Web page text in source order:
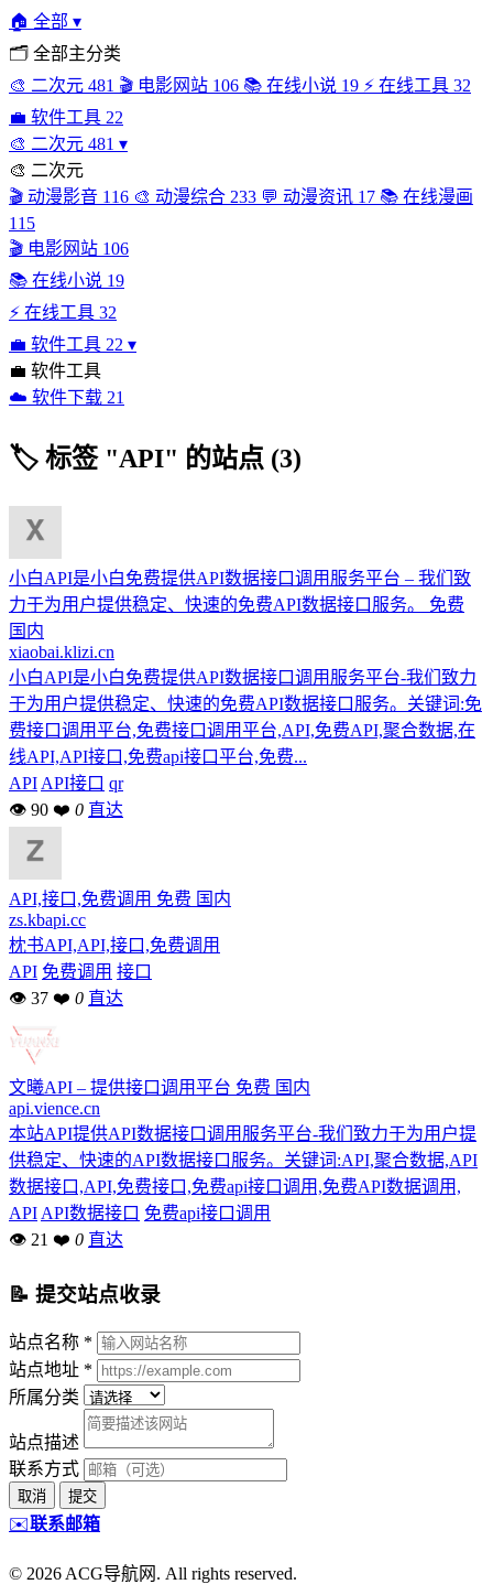
🏠 全部 ▾
🗂 全部主分类
🎨 二次元 481 🎬 电影网站 106 📚 在线小说 19 ⚡ 在线工具 32
💼 软件工具 22
🎨 二次元 481 ▾
🎨 二次元
🎬 动漫影音 116 🎨 动漫综合 233 💬 动漫资讯 17 📚 在线漫画
115
🎬 电影网站 106
📚 在线小说 19
⚡ 在线工具 32
💼 软件工具 22 ▾
💼 软件工具
☁️ 软件下载 21
🏷 标签 "API" 的站点 (3)
小白API是小白免费提供API数据接口调用服务平台 – 我们致
力于为用户提供稳定、快速的免费API数据接口服务。 免费
国内
xiaobai.klizi.cn
小白API是小白免费提供API数据接口调用服务平台-我们致力
于为用户提供稳定、快速的免费API数据接口服务。关键词:免
费接口调用平台,免费接口调用平台,API,免费API,聚合数据,在
线API,API接口,免费api接口平台,免费...
API API接口 qr
👁 90 ❤ 0 直达
API,接口,免费调用 免费 国内
zs.kbapi.cc
枕书API,API,接口,免费调用
API 免费调用 接口
👁 37 ❤ 0 直达
文曦API – 提供接口调用平台 免费 国内
api.vience.cn
本站API提供API数据接口调用服务平台-我们致力于为用户提
供稳定、快速的API数据接口服务。关键词:API,聚合数据,API
数据接口,API,免费接口,免费api接口调用,免费API数据调用,
API API数据接口 免费api接口调用
👁 21 ❤ 0 直达
📝 提交站点收录
站点名称 *
站点地址 *
所属分类
站点描述
联系方式
取消 提交
✉️联系邮箱
© 2026 ACG导航网. All rights reserved.